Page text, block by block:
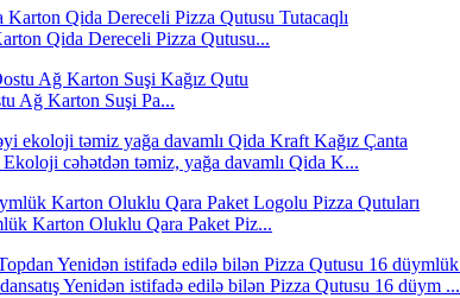
Qida Dereceli Pizza Qutusu...
Ağ Karton Suşi Pa...
cəhətdən təmiz, yağa davamlı Qida K...
Karton Oluklu Qara Paket Piz...
Yenidən istifadə edilə bilən Pizza Qutusu 16 düym ...